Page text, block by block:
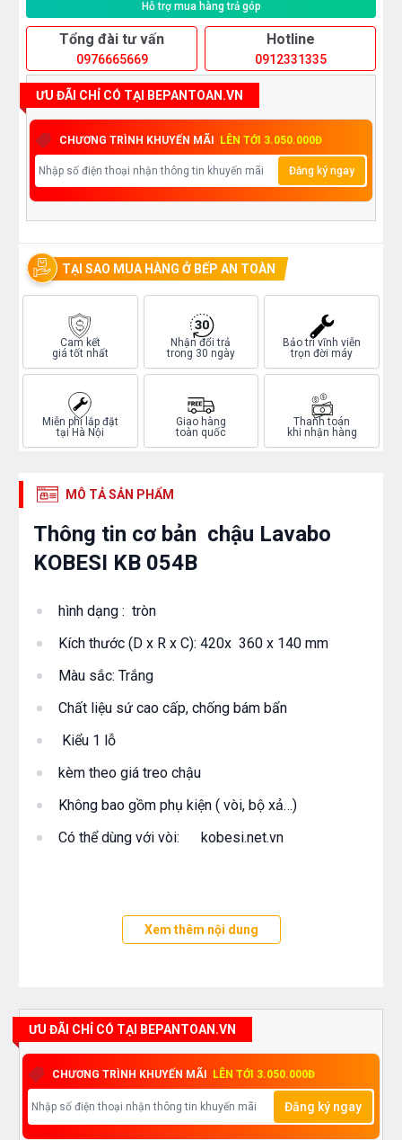
Hỗ trợ mua hàng trả góp
Tổng đài tư vấn
0976665669
Hotline
0912331335
ƯU ĐÃI CHỈ CÓ TẠI BEPANTOAN.VN
CHƯƠNG TRÌNH KHUYẾN MÃI LÊN TỚI 3.050.000Đ
Đăng ký ngay
TẠI SAO MUA HÀNG Ở BẾP AN TOÀN
Cam kết
giá tốt nhất
Nhận đổi trả
trong 30 ngày
Bảo trì vĩnh viễn
trọn đời máy
Miễn phí lắp đặt
tại Hà Nội
Giao hàng
toàn quốc
Thanh toán
khi nhận hàng
MÔ TẢ SẢN PHẨM
Thông tin cơ bản chậu Lavabo
KOBESI KB 054B
hình dạng : tròn
Kích thước (D x R x C): 420x 360 x 140 mm
Màu sắc: Trắng​
Chất liệu sứ cao cấp, chống bám bẩn
Kiểu 1 lỗ
kèm theo giá treo chậu
Không bao gồm phụ kiện ( vòi, bộ xả…)
Có thể dùng với vòi: kobesi.net.vn
Xem thêm nội dung
ƯU ĐÃI CHỈ CÓ TẠI BEPANTOAN.VN
CHƯƠNG TRÌNH KHUYẾN MÃI LÊN TỚI 3.050.000Đ
Đăng ký ngay